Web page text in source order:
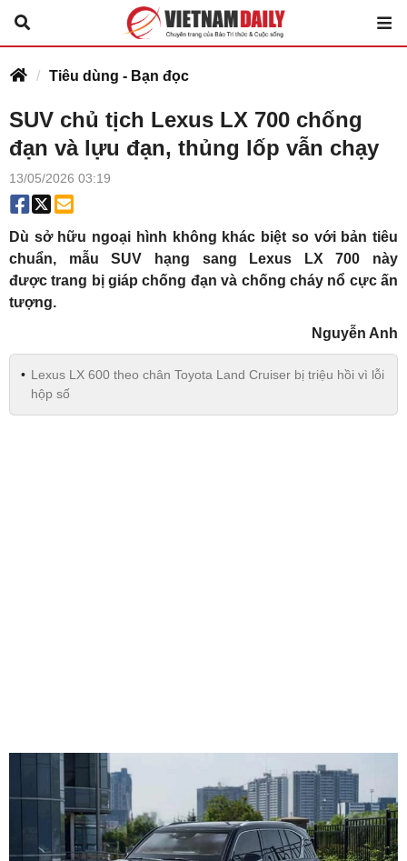
Tiêu dùng - Bạn đọc
SUV chủ tịch Lexus LX 700 chống
đạn và lựu đạn, thủng lốp vẫn chạy
13/05/2026 03:19
Dù sở hữu ngoại hình không khác biệt so với bản tiêu
chuẩn, mẫu SUV hạng sang Lexus LX 700 này
được trang bị giáp chống đạn và chống cháy nổ cực ấn
tượng.
Nguyễn Anh
Lexus LX 600 theo chân Toyota Land Cruiser bị triệu hồi vì lỗi
hộp số